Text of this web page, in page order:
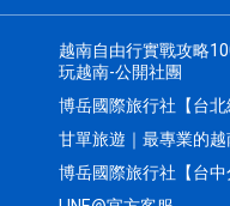
越南自由行實戰攻略
玩越南-公開社團
博岳國際旅行社【台北
甘單旅遊｜最專業的
博岳國際旅行社【台中